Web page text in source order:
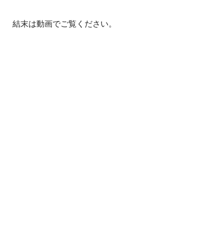
結末は動画でご覧ください。